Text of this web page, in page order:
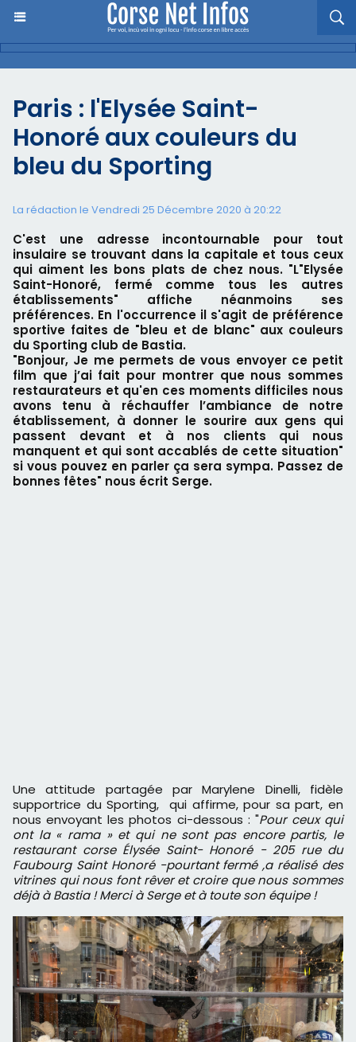
Paris : l'Elysée Saint-
Honoré aux couleurs du
bleu du Sporting
La rédaction le Vendredi 25 Décembre 2020 à 20:22
C'est une adresse incontournable pour tout
insulaire se trouvant dans la capitale et tous ceux
qui aiment les bons plats de chez nous. "L"Elysée
Saint-Honoré, fermé comme tous les autres
établissements" affiche néanmoins ses
préférences. En l'occurrence il s'agit de préférence
sportive faites de "bleu et de blanc" aux couleurs
du Sporting club de Bastia.
"Bonjour, Je me permets de vous envoyer ce petit
film que j’ai fait pour montrer que nous sommes
restaurateurs et qu'en ces moments difficiles nous
avons tenu à réchauffer l’ambiance de notre
établissement, à donner le sourire aux gens qui
passent devant et à nos clients qui nous
manquent et qui sont accablés de cette situation"
si vous pouvez en parler ça sera sympa. Passez de
bonnes fêtes" nous écrit Serge.
Une attitude partagée parMarylene Dinelli, fidèle
supportrice du Sporting, qui affirme, pour sa part, en
nous envoyant les photos ci-dessous : "Pour ceux qui
ont la « rama » et qui ne sont pas encore partis, le
restaurant corse Élysée Saint- Honoré - 205 rue du
Faubourg Saint Honoré -pourtant fermé ,a réalisé des
vitrines qui nous font rêver et croire que nous sommes
déjà à Bastia ! Merci à Serge et à toute son équipe !